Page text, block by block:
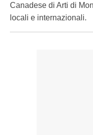
Canadese di Arti di
locali e internazionali.